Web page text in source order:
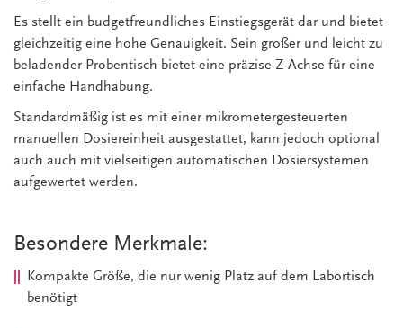
Es stellt ein budgetfreundliches Einstiegsgerät dar und bietet
gleichzeitig eine hohe Genauigkeit. Sein großer und leicht zu
beladender Probentisch bietet eine präzise Z-Achse für eine
einfache Handhabung.
Standardmäßig ist es mit einer mikrometergesteuerten
manuellen Dosiereinheit ausgestattet, kann jedoch optional
auch auch mit vielseitigen automatischen Dosiersystemen
aufgewertet werden.
Besondere Merkmale:
Kompakte Größe, die nur wenig Platz auf dem Labortisch
benötigt